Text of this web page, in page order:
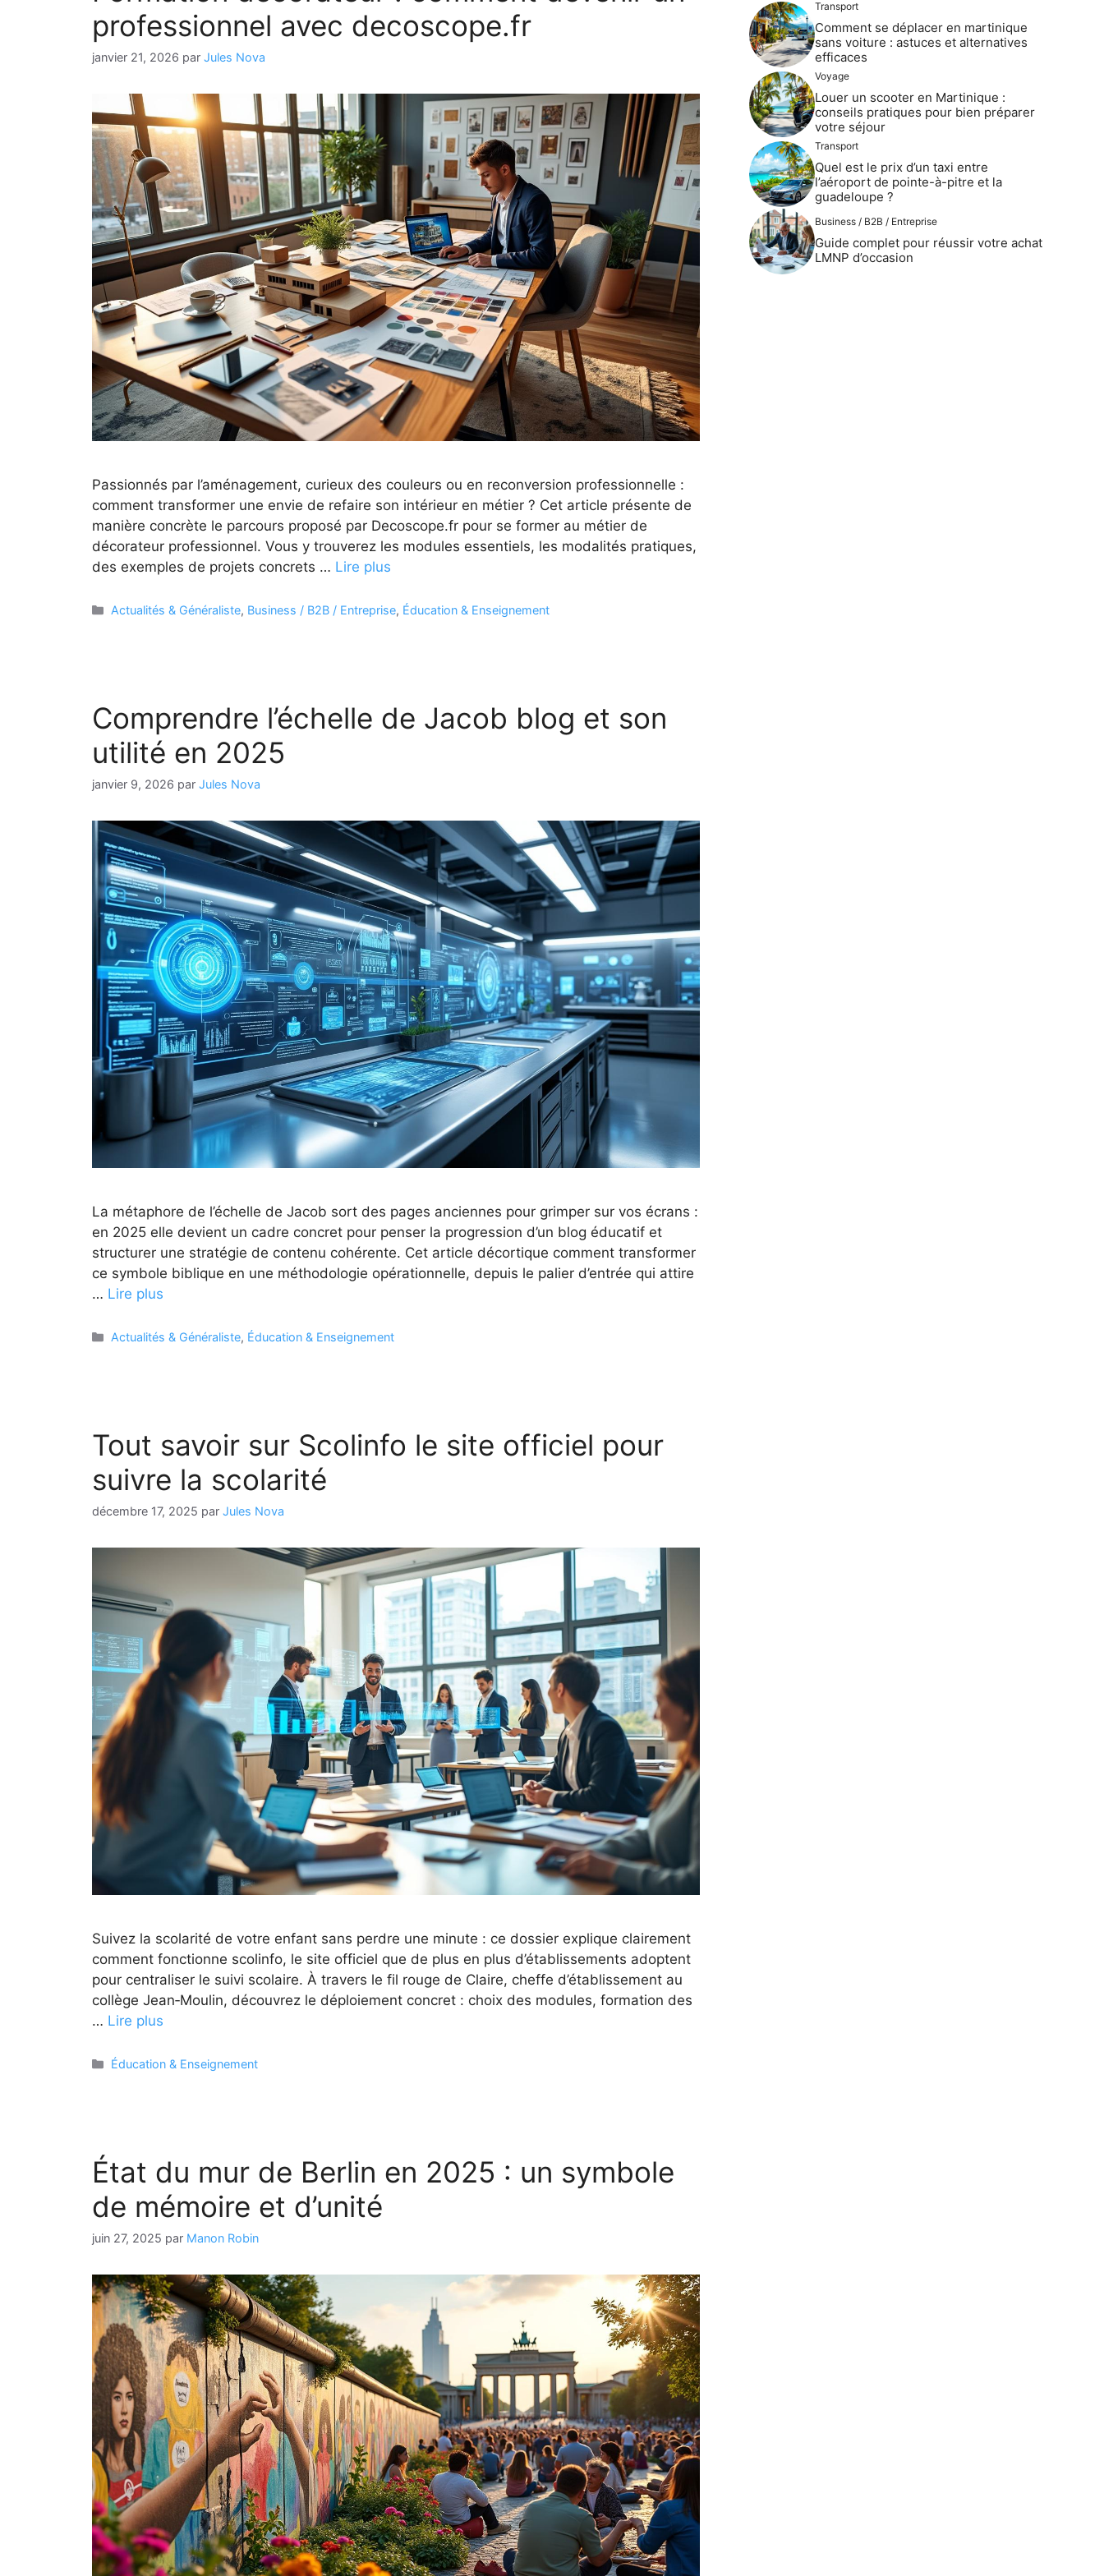
professionnel avec decoscope.fr
janvier 21, 2026 par Jules Nova
Passionnés par l’aménagement, curieux des couleurs ou en reconversion professionnelle :
comment transformer une envie de refaire son intérieur en métier ? Cet article présente de
manière concrète le parcours proposé par Decoscope.fr pour se former au métier de
décorateur professionnel. Vous y trouverez les modules essentiels, les modalités pratiques,
des exemples de projets concrets … Lire plus
Catégories
Actualités & Généraliste, Business / B2B / Entreprise, Éducation & Enseignement
Comprendre l’échelle de Jacob blog et son
utilité en 2025
janvier 9, 2026 par Jules Nova
La métaphore de l’échelle de Jacob sort des pages anciennes pour grimper sur vos écrans :
en 2025 elle devient un cadre concret pour penser la progression d’un blog éducatif et
structurer une stratégie de contenu cohérente. Cet article décortique comment transformer
ce symbole biblique en une méthodologie opérationnelle, depuis le palier d’entrée qui attire
… Lire plus
Catégories
Actualités & Généraliste, Éducation & Enseignement
Tout savoir sur Scolinfo le site officiel pour
suivre la scolarité
décembre 17, 2025 par Jules Nova
Suivez la scolarité de votre enfant sans perdre une minute : ce dossier explique clairement
comment fonctionne scolinfo, le site officiel que de plus en plus d’établissements adoptent
pour centraliser le suivi scolaire. À travers le fil rouge de Claire, cheffe d’établissement au
collège Jean‑Moulin, découvrez le déploiement concret : choix des modules, formation des
… Lire plus
Catégories
Éducation & Enseignement
État du mur de Berlin en 2025 : un symbole
de mémoire et d’unité
juin 27, 2025 par Manon Robin
Transport
Comment se déplacer en martinique
sans voiture : astuces et alternatives
efficaces
Voyage
Louer un scooter en Martinique :
conseils pratiques pour bien préparer
votre séjour
Transport
Quel est le prix d’un taxi entre
l’aéroport de pointe-à-pitre et la
guadeloupe ?
Business / B2B / Entreprise
Guide complet pour réussir votre achat
LMNP d’occasion